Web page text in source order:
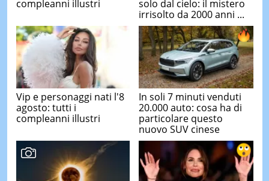
compleanni illustri
solo dal cielo: il mistero
irrisolto da 2000 anni ...
Vip e personaggi nati l'8
agosto: tutti i
compleanni illustri
In soli 7 minuti venduti
20.000 auto: cosa ha di
particolare questo
nuovo SUV cinese